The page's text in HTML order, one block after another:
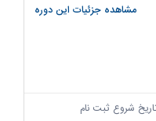
مشاهده جزئیات این دوره
شروع ثبت نام